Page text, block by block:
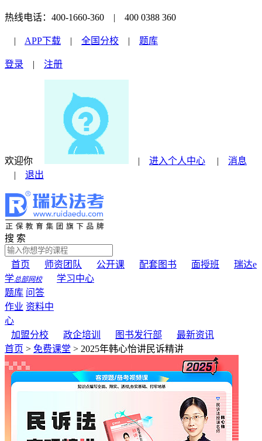
热线电话：400-1660-360 | 400 0388 360
| APP下载 | 全国分校 | 题库
登录 | 注册
欢迎你 | 进入个人中心 | 消息
| 退出
搜 索
首页 师资团队 公开课 配套图书 面授班
瑞达e
学总部网校
学习中心
题库 问答
作业 资料中
心
加盟分校
政企培训 图书发行部
最新资讯
首页 > 免费课堂 > 2025年韩心怡讲民诉精讲